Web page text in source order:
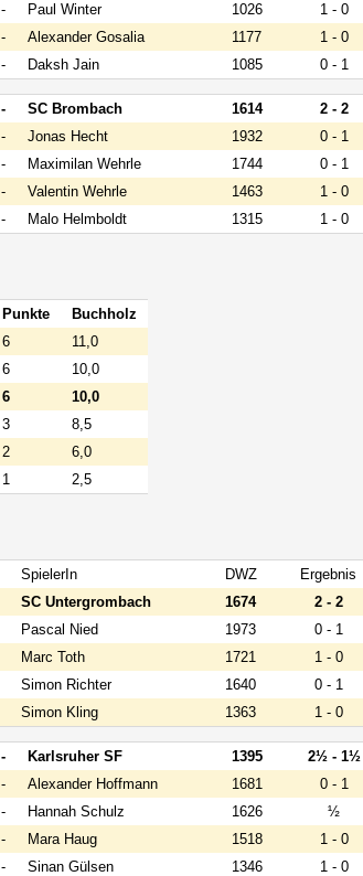
- Paul Winter 1026
1 - 0
- Alexander Gosalia 1177
1 - 0
- Daksh Jain 1085 0 - 1
- SC Brombach 1614
2 - 2
- Jonas Hecht 1932
0 - 1
- Maximilan Wehrle 1744
0 - 1
- Valentin Wehrle 1463
1 - 0
- Malo Helmboldt 1315 1 - 0
Punkte
Buchholz
6
11,0
6
10,0
6
10,0
3
8,5
2
6,0
1 2,5
SpielerIn DWZ
Ergebnis
SC Untergrombach 1674
2 - 2
Pascal Nied 1973
0 - 1
Marc Toth 1721
1 - 0
Simon Richter 1640
0 - 1
Simon Kling 1363 1 - 0
- Karlsruher SF 1395
2½ - 1½
- Alexander Hoffmann 1681
0 - 1
- Hannah Schulz 1626
½
- Mara Haug 1518
1 - 0
- Sinan Gülsen 1346 1 - 0